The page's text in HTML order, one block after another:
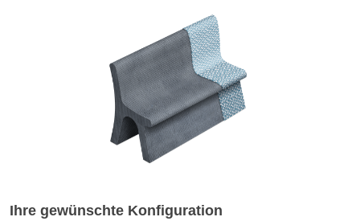
Ihre gewünschte Konfiguration